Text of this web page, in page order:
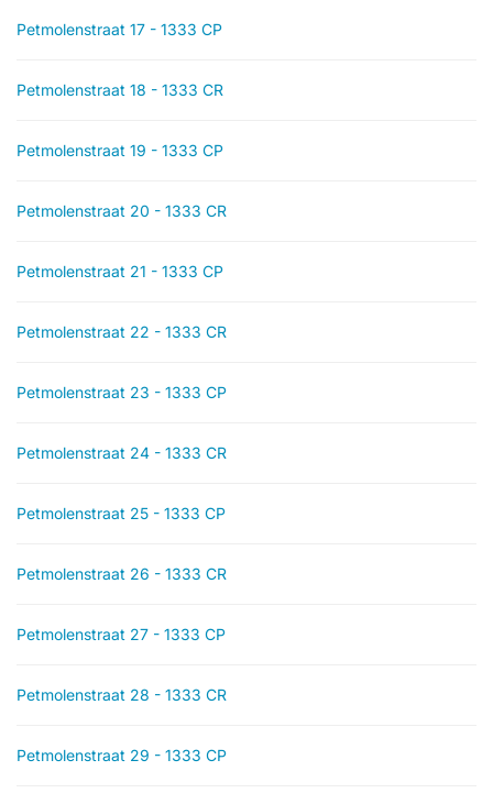
Petmolenstraat 17 - 1333 CP
Petmolenstraat 18 - 1333 CR
Petmolenstraat 19 - 1333 CP
Petmolenstraat 20 - 1333 CR
Petmolenstraat 21 - 1333 CP
Petmolenstraat 22 - 1333 CR
Petmolenstraat 23 - 1333 CP
Petmolenstraat 24 - 1333 CR
Petmolenstraat 25 - 1333 CP
Petmolenstraat 26 - 1333 CR
Petmolenstraat 27 - 1333 CP
Petmolenstraat 28 - 1333 CR
Petmolenstraat 29 - 1333 CP